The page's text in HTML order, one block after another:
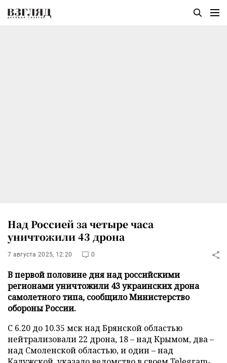
Над Россией за четыре часа
уничтожили 43 дрона
7 августа 2025, 12:20 0
В первой половине дня над российскими
регионами уничтожили 43 украинских дрона
самолетного типа, сообщило Министерство
обороны России.
С 6.20 до 10.35 мск над Брянской областью
нейтрализовали 22 дрона, 18 – над Крымом, два –
над Смоленской областью, и один – над